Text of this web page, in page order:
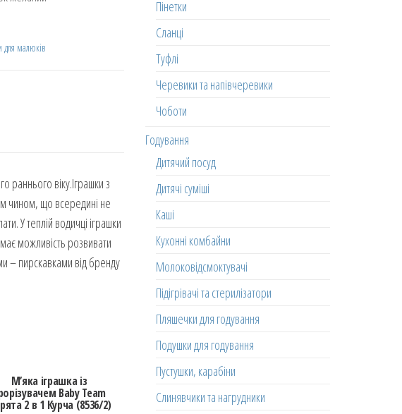
для малюків
раннього віку.Іграшки з
чином, що всередині не
У теплій водичці іграшки
можливість розвивати
– пирскавками від бренду
М’яка іграшка iз
Baby Team
2 в 1 Курча (8536/2)
Пінетки
Сланці
Туфлі
Черевики та напівчеревики
Чоботи
Годування
Дитячий посуд
Дитячі суміші
Каші
Кухонні комбайни
Молоковідсмоктувачі
Підігрівачі та стерилізатори
Пляшечки для годування
Подушки для годування
Пустушки, карабіни
Слинявчики та нагрудники